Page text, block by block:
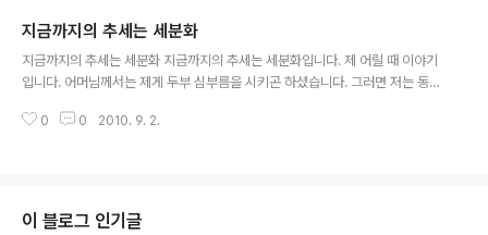
지금까지의 추세는 세분화
지금까지의 추세는 세분화 지금까지의 추세는 세분화입니다. 제 어릴 때 이야기
입니다. 어머님께서는 제게 두부 심부름을 시키곤 하셨습니다. 그러면 저는 동
용할지 묻지 않고 칼로 두부 한모를 쓱쓱 잘라 비닐에 담아 ..
0 0 2010. 9. 2.
이 블로그 인기글